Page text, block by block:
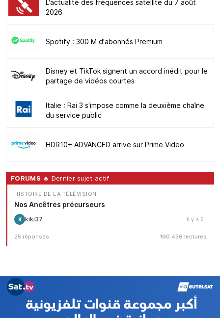
L'actualité des fréquences satellite du 7 août
2026
Spotify : 300 M d'abonnés Premium
Disney et TikTok signent un accord inédit pour le
partage de vidéos courtes
Italie : Rai 3 s'impose comme la deuxième chaîne
du service public
HDR10+ ADVANCED arrive sur Prime Video
FORUMS 🔥 Dernier sujet actif
HISTOIRE DE LA TÉLÉVISION
Nos Ancêtres précurseurs
K kiki37 il y a 2 j
25 réponses 190 436 lectures